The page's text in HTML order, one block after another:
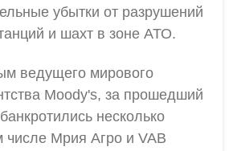
убытки от разрушений
и шахт в зоне АТО.
ведущего мирового
Moody's, за прошедший
несколько
числе Мрия Агро и VAB